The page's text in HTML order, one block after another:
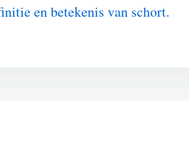
en betekenis van schort.